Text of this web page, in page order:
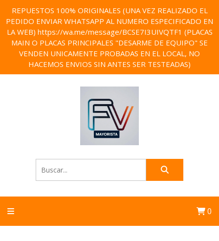
REPUESTOS 100% ORIGINALES (UNA VEZ REALIZADO EL
PEDIDO ENVIAR WHATSAPP AL NUMERO ESPECIFICADO EN
LA WEB) https://wa.me/message/BCSE7I3UIVQTF1 (PLACAS
MAIN O PLACAS PRINCIPALES "DESARME DE EQUIPO" SE
VENDEN UNICAMENTE PROBADAS EN EL LOCAL, NO
HACEMOS ENVIOS SIN ANTES SER TESTEADAS)
0